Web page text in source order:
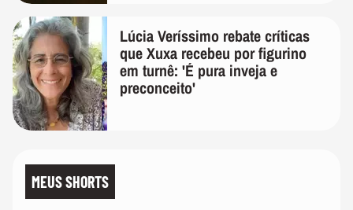
Lúcia Veríssimo rebate críticas
que Xuxa recebeu por figurino
em turnê: 'É pura inveja e
preconceito'
MEUS SHORTS